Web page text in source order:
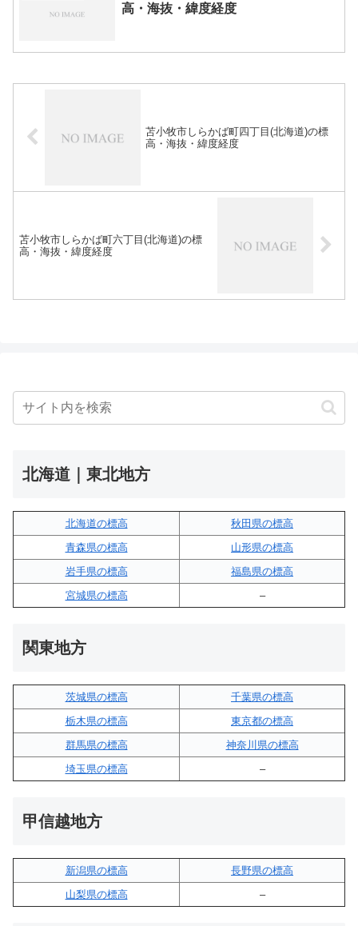
高・海抜・緯度経度
苫小牧市しらかば町四丁目(北海道)の標
高・海抜・緯度経度
苫小牧市しらかば町六丁目(北海道)の標
高・海抜・緯度経度
北海道｜東北地方
北海道の標高
秋田県の標高
青森県の標高
山形県の標高
岩手県の標高
福島県の標高
宮城県の標高
–
関東地方
茨城県の標高
千葉県の標高
栃木県の標高
東京都の標高
群馬県の標高
神奈川県の標高
埼玉県の標高
–
甲信越地方
新潟県の標高
長野県の標高
山梨県の標高
–